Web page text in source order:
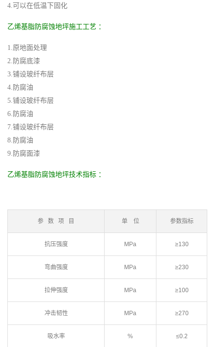
4.可以在低温下固化
乙烯基脂防腐蚀地坪施工工艺 ：
1.原地面处理
2.防腐底漆
3.铺设玻纤布层
4.防腐油
5.铺设玻纤布层
6.防腐油
7.铺设玻纤布层
8.防腐油
9.防腐面漆
乙烯基脂防腐蚀地坪技术指标 ：
参 数 项 目 单 位 参数指标
抗压强度 MPa ≥130
弯曲强度 MPa ≥230
拉伸强度 MPa ≥100
冲击韧性 MPa ≥270
吸水率 % ≤0.2